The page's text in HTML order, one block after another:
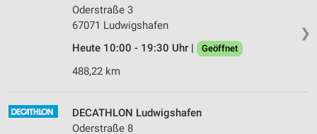
❯
Oderstraße 3
67071 Ludwigshafen
Heute 10:00 - 19:30 Uhr |
Geöffnet
488,22 km
DECATHLON Ludwigshafen
Oderstraße 8